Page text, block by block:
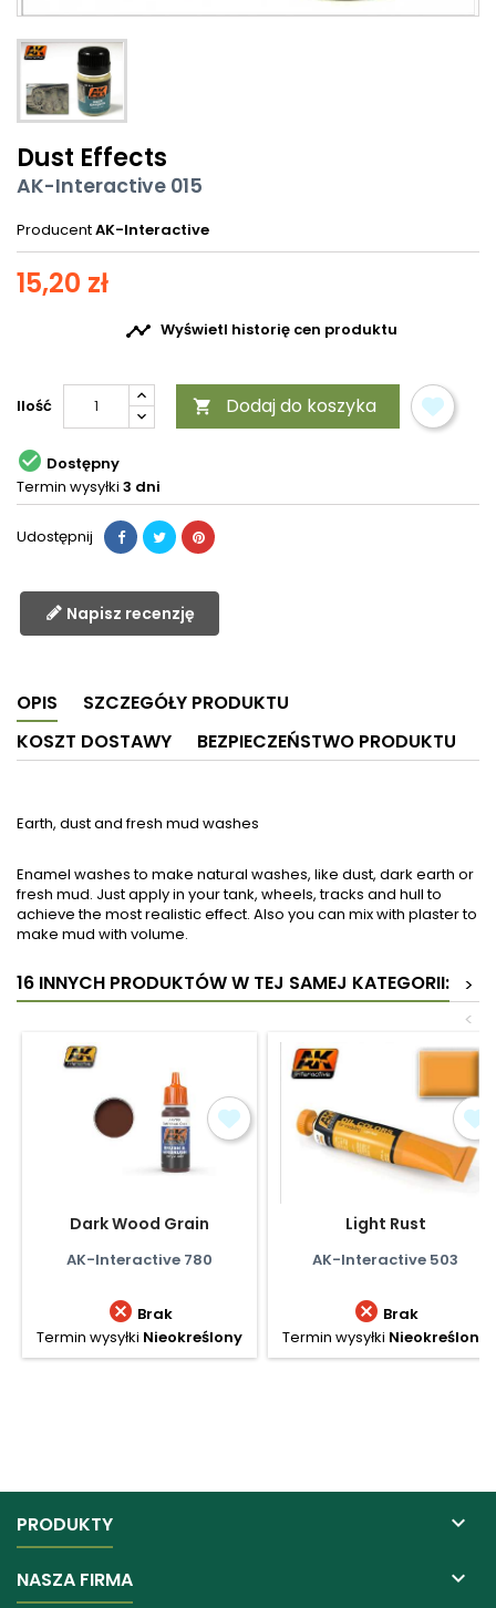
Dust Effects
AK-Interactive 015
ProducentAK-Interactive
15,20 zł
 Wyświetl historię cen produktu
Ilość  Dodaj do koszyka
 Dostępny
Termin wysyłki 3 dni
Udostępnij
Napisz recenzję
OPIS
SZCZEGÓŁY PRODUKTU
KOSZT DOSTAWY
BEZPIECZEŃSTWO PRODUKTU
Earth, dust and fresh mud washes
Enamel washes to make natural washes, like dust, dark earth or
fresh mud. Just apply in your tank, wheels, tracks and hull to
achieve the most realistic effect. Also you can mix with plaster to
make mud with volume.
16 INNYCH PRODUKTÓW W TEJ SAMEJ KATEGORII:
>
<
Dark Wood Grain
AK-Interactive 780
 Brak
Termin wysyłki Nieokreślony
Light Rust
AK-Interactive 503
 Brak
Termin wysyłki Nieokreślony
PRODUKTY 
NASZA FIRMA 